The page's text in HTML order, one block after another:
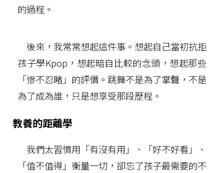
的過程。
後來，我常常想起這件事。想起自己當初抗拒
孩子學Kpop，想起暗自比較的念頭，想起那些
「慘不忍睹」的評價。跳舞不是為了掌聲，不是
為了成為誰，只是想享受那段歷程。
教養的距離學
我們太習慣用「有沒有用」、「好不好看」、
「值不值得」衡量一切，卻忘了孩子最需要的不